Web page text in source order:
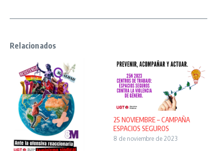
Relacionados
25 NOVIEMBRE – CAMPAÑA
ESPACIOS SEGUROS
8 de noviembre de 2023